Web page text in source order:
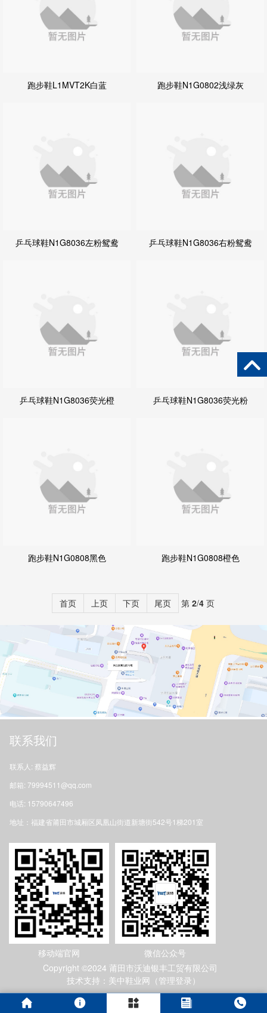
跑步鞋L1MVT2K白蓝 跑步鞋N1G0802浅绿灰
乒乓球鞋N1G8036左粉鸳鸯 乒乓球鞋N1G8036右粉鸳鸯
乒乓球鞋N1G8036荧光橙 乒乓球鞋N1G8036荧光粉
跑步鞋N1G0808黑色 跑步鞋N1G0808橙色
首页 上页 下页 尾页 第 2/4页
联系我们
联系人: 蔡益辉
邮箱: 79994511@qq.com
电话: 15790647496
地址：福建省莆田市城厢区凤凰山街道新塘街542号1梯201室
移动端官网
微信公众号
Copyright ©2024 莆田市沃迪银丰工贸有限公司
技术支持：美中鞋业网（ 管理登录 ）